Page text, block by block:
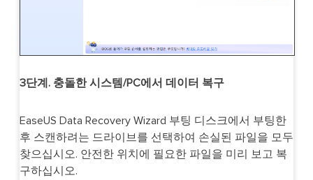
3단계. 충돌한 시스템/PC에서 데이터 복구
EaseUS Data Recovery Wizard 부팅 디스크에서 부팅한
후 스캔하려는 드라이브를 선택하여 손실된 파일을 모두
찾으십시오. 안전한 위치에 필요한 파일을 미리 보고 복
구하십시오.